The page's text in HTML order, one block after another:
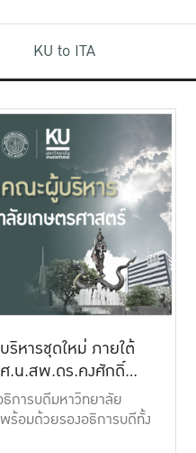
KU to ITA
ริหารชุดใหม่ ภายใต้
.น.สพ.ดร.คงศักดิ์
การบดีมหาวิทยาลัย
ร้อมด้วยรองอธิการบดีทั้ง